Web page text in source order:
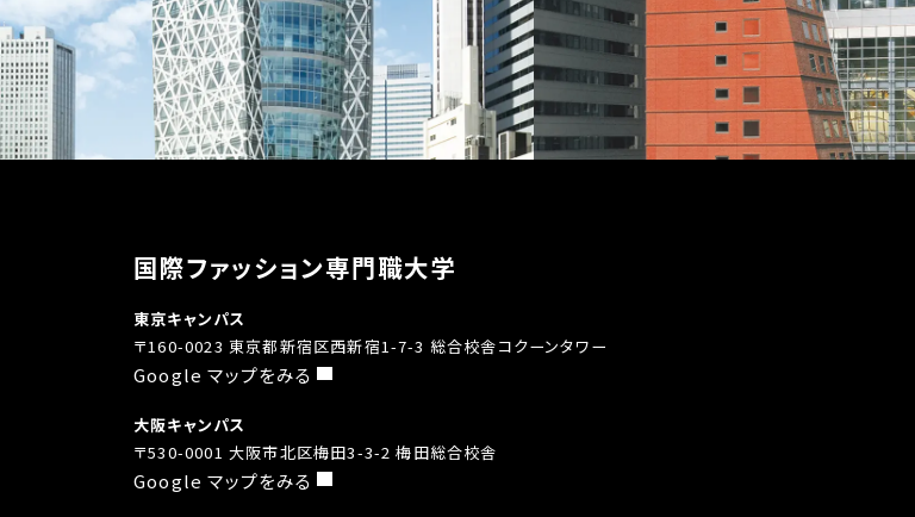
国際ファッション専門職大学
東京キャンパス
〒160-0023 東京都新宿区西新宿1-7-3 総合校舎コクーンタワー
Google マップをみる
大阪キャンパス
〒530-0001 大阪市北区梅田3-3-2 梅田総合校舎
Google マップをみる